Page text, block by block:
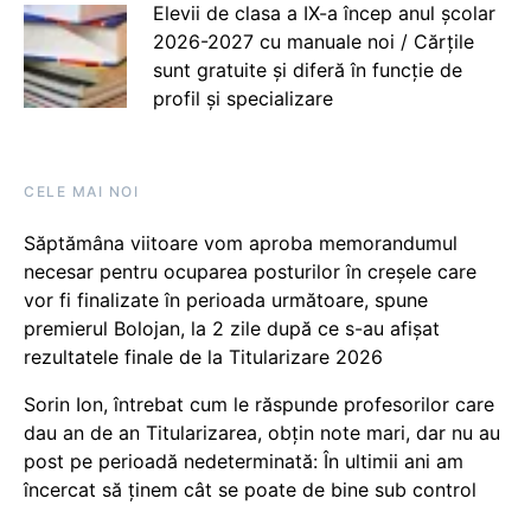
Elevii de clasa a IX-a încep anul școlar
2026-2027 cu manuale noi / Cărțile
sunt gratuite și diferă în funcție de
profil și specializare
CELE MAI NOI
Săptămâna viitoare vom aproba memorandumul
necesar pentru ocuparea posturilor în creșele care
vor fi finalizate în perioada următoare, spune
premierul Bolojan, la 2 zile după ce s-au afișat
rezultatele finale de la Titularizare 2026
Sorin Ion, întrebat cum le răspunde profesorilor care
dau an de an Titularizarea, obțin note mari, dar nu au
post pe perioadă nedeterminată: În ultimii ani am
încercat să ținem cât se poate de bine sub control